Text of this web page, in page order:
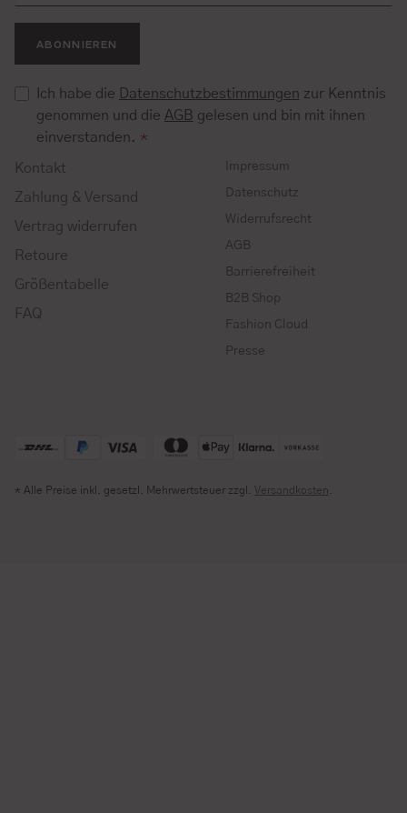
ABONNIEREN
Ich habe die Datenschutzbestimmungen zur Kenntnis
genommen und die AGB gelesen und bin mit ihnen
einverstanden. *
Kontakt
Zahlung & Versand
Vertrag widerrufen
Retoure
Größentabelle
FAQ
Impressum
Datenschutz
Widerrufsrecht
AGB
Barrierefreiheit
B2B Shop
Fashion Cloud
Presse
* Alle Preise inkl. gesetzl. Mehrwertsteuer zzgl. Versandkosten